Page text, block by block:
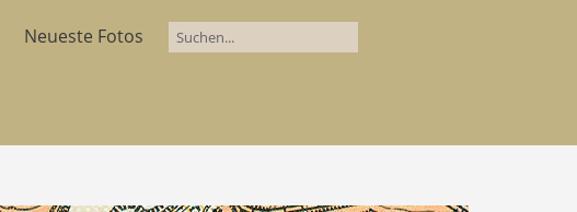
Neueste Fotos